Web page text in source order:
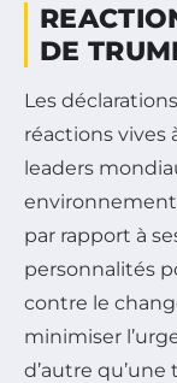
DE
Les
réactions vives
leaders
par rapport à
personnalités
contre le
minimiser
d’autre